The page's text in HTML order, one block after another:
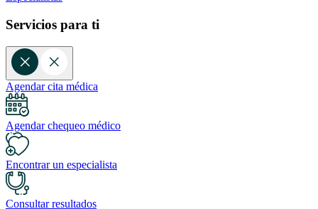
Servicios para ti
Agendar cita médica
Agendar chequeo médico
Encontrar un especialista
Consultar resultados